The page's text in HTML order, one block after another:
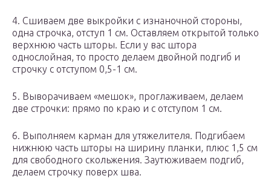
4. Сшиваем две выкройки с изнаночной стороны,
одна строчка, отступ 1 см. Оставляем открытой только
верхнюю часть шторы. Если у вас штора
однослойная, то просто делаем двойной подгиб и
строчку с отступом 0,5-1 см.
5. Выворачиваем «мешок», проглаживаем, делаем
две строчки: прямо по краю и с отступом 1 см.
6. Выполняем карман для утяжелителя. Подгибаем
нижнюю часть шторы на ширину планки, плюс 1,5 см
для свободного скольжения. Заутюживаем подгиб,
делаем строчку поверх шва.